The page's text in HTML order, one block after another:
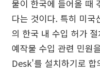
물이 한국에 들어올 때
다는 것이다. 특히 미국
의 한국 내 수입 허가
예작물 수입 관련 민원
Desk'를 설치하기로 합